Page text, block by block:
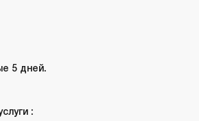
5 дней.
: